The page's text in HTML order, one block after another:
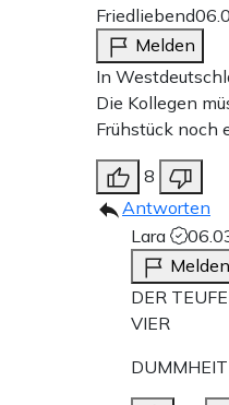
Friedliebend
Melden
In
Die Kollegen
Frühstück noch
8
Antworten
Lara
Melden
DER
VIER